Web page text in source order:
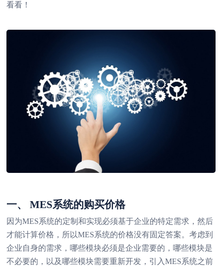
看看！
一、 MES系统的购买价格
因为MES系统的定制和实现必须基于企业的特定需求，然后
才能计算价格，所以MES系统的价格没有固定答案。考虑到
企业自身的需求，哪些模块必须是企业需要的，哪些模块是
不必要的，以及哪些模块需要重新开发，引入MES系统之前